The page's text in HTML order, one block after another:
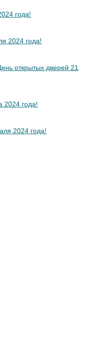
года!
2024 года!
открытых дверей 21
2024 года!
2024 года!